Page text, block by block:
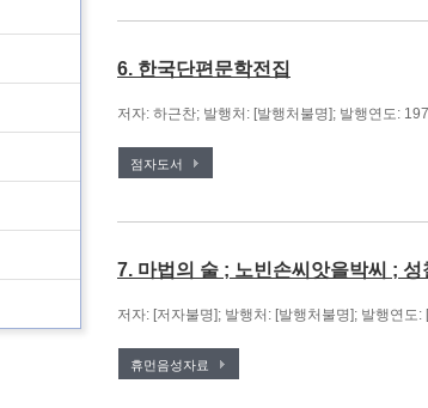
6. 한국단편문학전집
저자: 하근찬; 발행처: [발행처불명]; 발행연도:
점자도서
7. 마법의 술 ; 노빈손씨앗을박씨 ; 성
저자: [저자불명]; 발행처: [발행처불명]; 발행연도:
휴먼음성자료